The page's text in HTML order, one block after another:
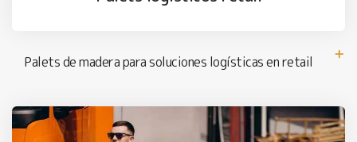
Palets de madera para soluciones logísticas en retail